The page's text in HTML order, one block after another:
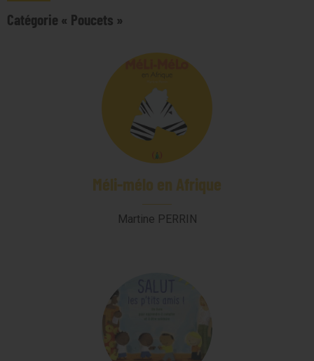
Catégorie « Poucets »
Méli-mélo en Afrique
Martine PERRIN